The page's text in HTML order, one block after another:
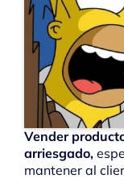
Vender
arriesgado,
mantener al